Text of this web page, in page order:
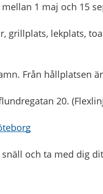
1 maj och 15
grillplats, lekplats,
Från hållplatsen
20.
och ta med dig